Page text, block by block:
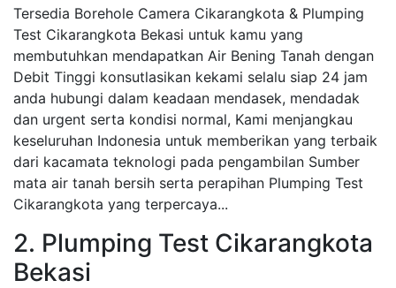
Tersedia Borehole Camera Cikarangkota & Plumping
Test Cikarangkota Bekasi untuk kamu yang
membutuhkan mendapatkan Air Bening Tanah dengan
Debit Tinggi konsutlasikan kekami selalu siap 24 jam
anda hubungi dalam keadaan mendasek, mendadak
dan urgent serta kondisi normal, Kami menjangkau
keseluruhan Indonesia untuk memberikan yang terbaik
dari kacamata teknologi pada pengambilan Sumber
mata air tanah bersih serta perapihan Plumping Test
Cikarangkota yang terpercaya...
2. Plumping Test Cikarangkota
Bekasi